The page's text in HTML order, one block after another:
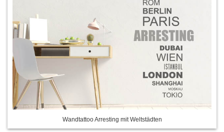
Wandtattoo Arresting mit Weltstädten